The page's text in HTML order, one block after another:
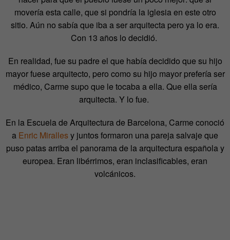
movería esta calle, que si pondría la iglesia en este otro
sitio. Aún no sabía que iba a ser arquitecta pero ya lo era.
Con 13 años lo decidió.
En realidad, fue su padre el que había decidido que su hijo
mayor fuese arquitecto, pero como su hijo mayor prefería ser
médico, Carme supo que le tocaba a ella. Que ella sería
arquitecta. Y lo fue.
En la Escuela de Arquitectura de Barcelona, Carme conoció
a Enric Mirallesy juntos formaron una pareja salvaje que
puso patas arriba el panorama de la arquitectura española y
europea. Eran libérrimos, eran inclasificables, eran
volcánicos.